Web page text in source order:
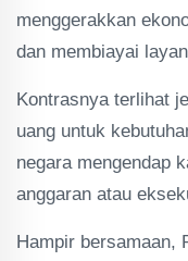
menggerakkan
dan membiayai
Kontrasnya terlihat
uang untuk
negara mengendap
anggaran atau
Hampir bersamaan,